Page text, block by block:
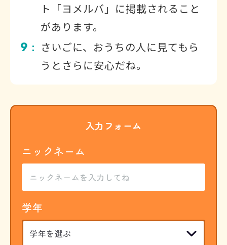
ト「ヨメルバ」に掲載されること
があります。
9 ：
さいごに、おうちの人に見てもら
うとさらに安心だね。
入力フォーム
ニックネーム
学年